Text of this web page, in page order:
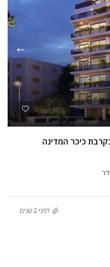
כיכר המדינה
לפני 2 שנים